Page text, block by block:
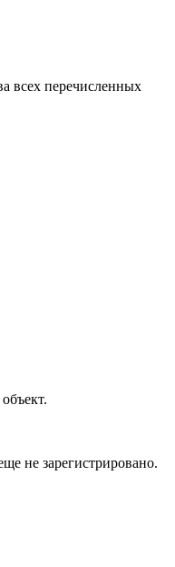
всех перечисленных
не зарегистрировано.